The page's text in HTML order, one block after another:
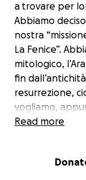
a trovare per
Abbiamo
nostra
La Fenice”.
mitologico,
fin
resurrezione,
vogliamo,
le ragioni più
Read more